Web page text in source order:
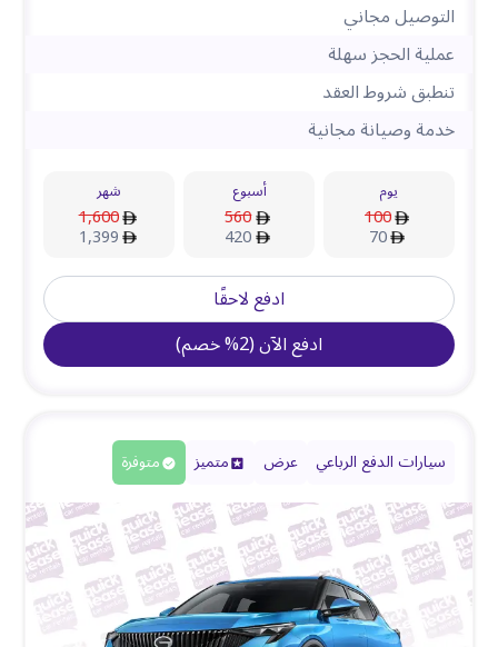
التوصيل مجاني
عملية الحجز سهلة
تنطبق شروط العقد
خدمة وصيانة مجانية
يوم
100
70
أسبوع
560
420
شهر
1,600
1,399
ادفع لاحقًا
ادفع الآن(
2
%خصم)
سيارات الدفع الرباعي عرض متميز متوفرة